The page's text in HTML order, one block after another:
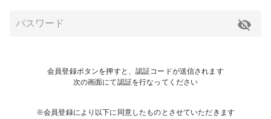
会員登録ボタンを押すと、認証コードが送信されます
次の画面にて認証を行なってください
※会員登録により以下に同意したものとさせていただきます